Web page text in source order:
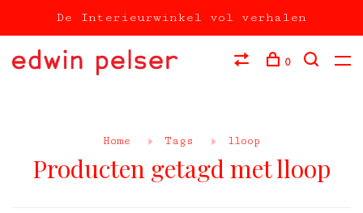
De Interieurwinkel vol verhalen
0
Home Tags lloop
Producten getagd met lloop